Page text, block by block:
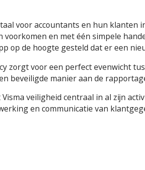
voor accountants en hun
en met één simpele
op de hoogte gesteld dat er een
zorgt voor een perfect evenwicht
beveiligde manier aan de
veiligheid centraal in al zijn
en communicatie van